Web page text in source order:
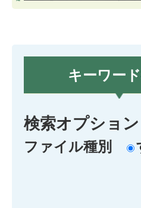
キーワー
検索オプション
ファイル種別